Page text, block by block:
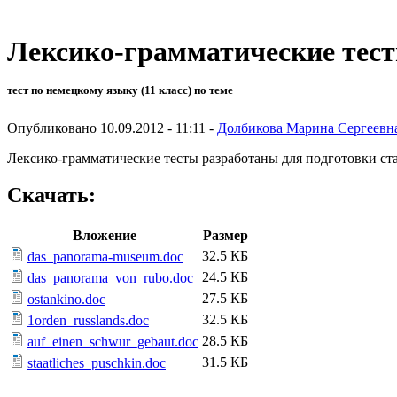
Лексико-грамматические
тест по немецкому языку (11 класс) по теме
Опубликовано 10.09.2012 - 11:11 - Долбикова Марина
Лексико-грамматические тесты разработаны для подготовки
Скачать:
Вложение
Размер
das_panorama-museum.doc
32.5 КБ
das_panorama_von_rubo.doc
24.5 КБ
ostankino.doc
27.5 КБ
1orden_russlands.doc
32.5 КБ
auf_einen_schwur_gebaut.doc 28.5 КБ
staatliches_puschkin.doc
31.5 КБ